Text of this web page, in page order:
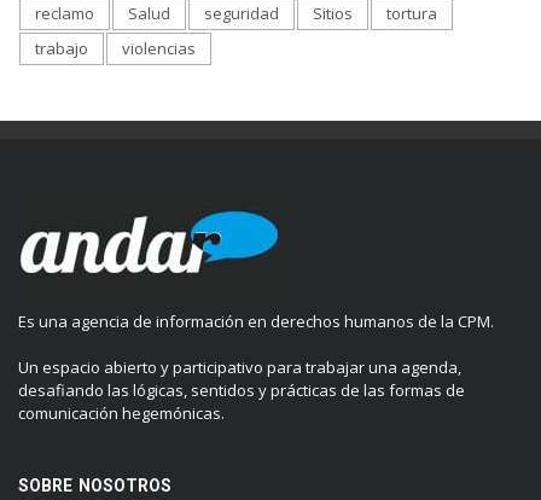
reclamo
Salud seguridad Sitios
tortura
trabajo
violencias
Es una agencia de información en derechos humanos de la CPM.
Un espacio abierto y participativo para trabajar una agenda,
desafiando las lógicas, sentidos y prácticas de las formas de
comunicación hegemónicas.
SOBRE NOSOTROS